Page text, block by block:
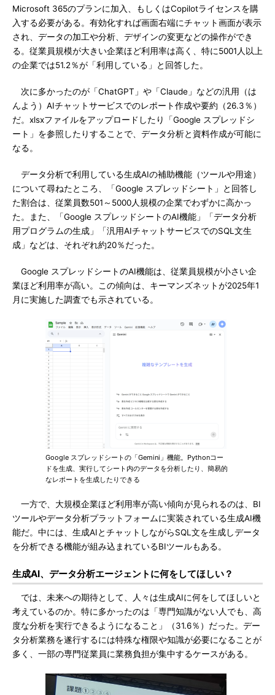
Microsoft 365のプランに加入、もしくはCopilotライセンスを購
入する必要がある。有効化すれば画面右端にチャット画面が表示
され、データの加工や分析、デザインの変更などの操作ができ
る。従業員規模が大きい企業ほど利用率は高く、特に5001人以上
の企業では51.2％が「利用している」と回答した。
次に多かったのが「ChatGPT」や「Claude」などの汎用（は
んよう）AIチャットサービスでのレポート作成や要約（26.3％）
だ。xlsxファイルをアップロードしたり「Google スプレッドシ
ート」を参照したりすることで、データ分析と資料作成が可能に
なる。
データ分析で利用している生成AIの補助機能（ツールや用途）
について尋ねたところ、「Google スプレッドシート」と回答し
た割合は、従業員数501～5000人規模の企業でわずかに高かっ
た。また、「Google スプレッドシートのAI機能」「データ分析
用プログラムの生成」「汎用AIチャットサービスでのSQL文生
成」などは、それぞれ約20％だった。
Google スプレッドシートのAI機能は、従業員規模が小さい企
業ほど利用率が高い。この傾向は、キーマンズネットが2025年1
月に実施した調査でも示されている。
Google スプレッドシートの「Gemini」機能。Pythonコー
ドを生成、実行してシート内のデータを分析したり、簡易的
なレポートを生成したりできる
一方で、大規模企業ほど利用率が高い傾向が見られるのは、BI
ツールやデータ分析プラットフォームに実装されている生成AI機
能だ。中には、生成AIとチャットしながらSQL文を生成しデータ
を分析できる機能が組み込まれているBIツールもある。
生成AI、データ分析エージェントに何をしてほしい？
では、未来への期待として、人々は生成AIに何をしてほしいと
考えているのか。特に多かったのは「専門知識がない人でも、高
度な分析を実行できるようになること」（31.6％）だった。デー
タ分析業務を遂行するには特殊な権限や知識が必要になることが
多く、一部の専門従業員に業務負担が集中するケースがある。